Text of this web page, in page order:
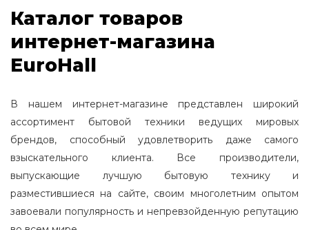
Каталог товаров
интернет-магазина
EuroHall
В нашем интернет-магазине представлен широкий
ассортимент бытовой техники ведущих мировых
брендов, способный удовлетворить даже самого
взыскательного клиента. Все производители,
выпускающие лучшую бытовую технику и
разместившиеся на сайте, своим многолетним опытом
завоевали популярность и непревзойденную репутацию